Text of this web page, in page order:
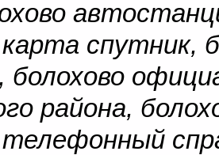
карта спутник,
района,